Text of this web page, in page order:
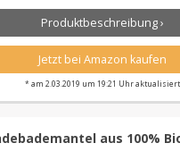
Produktbeschreibung ›
Jetzt bei Amazon kaufen
* am 2.03.2019 um 19:21 Uhr aktualisiert
aus 100%